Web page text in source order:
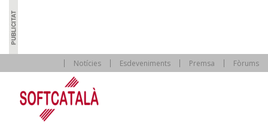
Notícies Esdeveniments Premsa Fòrums